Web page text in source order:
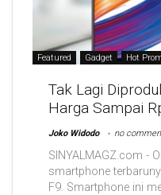
Featured Gadget Hot
Tak Lagi
Harga Sampai
Joko Widodo no
SINYALMAGZ.com -
smartphone
F9. Smartphone ini